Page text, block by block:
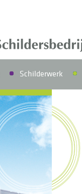
Schilderwerk